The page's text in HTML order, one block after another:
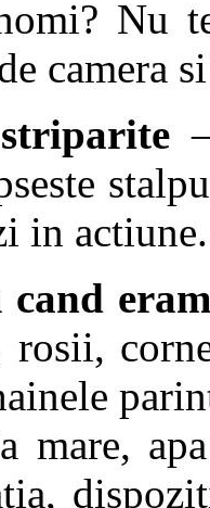
Nu
camera
–
in actiune.
cand
rosii,
mare,